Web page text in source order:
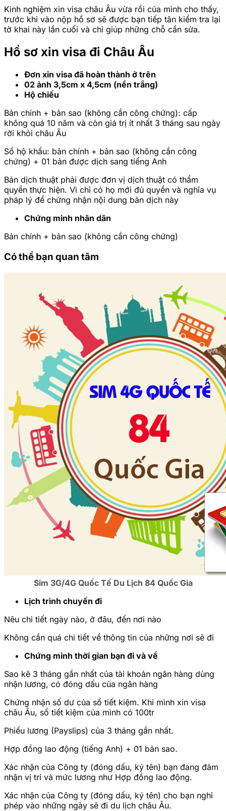
Kinh nghiệm xin visa châu Âu vừa rồi của mình cho thấy,
trước khi vào nộp hồ sơ sẽ được bạn tiếp tân kiểm tra lại
tờ khai này lần cuối và chỉ giúp những chỗ cần sửa.
Hồ sơ xin visa đi Châu Âu
Đơn xin visa đã hoàn thành ở trên
02 ảnh 3,5cm x 4,5cm (nền trắng)
Hộ chiếu
Bản chính + bản sao (không cần công chứng): cấp
không quá 10 năm và còn giá trị ít nhất 3 tháng sau ngày
rời khỏi châu Âu
Sổ hộ khẩu: bản chính + bản sao (không cần công
chứng) + 01 bản được dịch sang tiếng Anh
Bản dịch thuật phải được đơn vị dịch thuật có thẩm
quyền thực hiện. Vì chỉ có họ mới đủ quyền và nghĩa vụ
pháp lý để chứng nhận nội dung bản dịch này
Chứng minh nhân dân
Bản chính + bản sao (không cần công chứng)
Có thể bạn quan tâm
Sim 3G/4G Quốc Tế Du Lịch 84 Quốc Gia
Lịch trình chuyến đi
Nêu chi tiết ngày nào, ở đâu, đến nơi nào
Không cần quá chi tiết về thông tin của những nơi sẽ đi
Chứng minh thời gian bạn đi và về
Sao kê 3 tháng gần nhất của tài khoản ngân hàng dùng
nhận lương, có đóng dấu của ngân hàng
Chứng nhận số dư của sổ tiết kiệm. Khi mình xin visa
châu Âu, sổ tiết kiệm của mình có 100tr
Phiếu lương (Payslips) của 3 tháng gần nhất.
Hợp đồng lao động (tiếng Anh) + 01 bản sao.
Xác nhận của Công ty (đóng dấu, ký tên) bạn đang đảm
nhận vị trí và mức lương như Hợp đồng lao động.
Xác nhận của Công ty (đóng dấu, ký tên) cho bạn nghỉ
phép vào những ngày sẽ đi du lịch châu Âu.